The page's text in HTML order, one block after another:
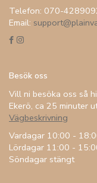
Telefon: 070-
Email:
Besök oss
Vill ni besöka oss så
Ekerö, ca 25 minuter
Vägbeskrivning
Vardagar 10:00 -
Lördagar 11:00 -
Söndagar stängt